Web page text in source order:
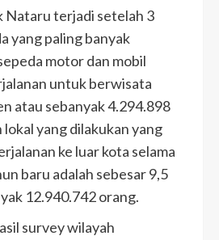
Nataru terjadi setelah 3
yang paling banyak
motor dan mobil
untuk berwisata
atau sebanyak 4.294.898
yang dilakukan yang
ke luar kota selama
baru adalah sebesar 9,5
12.940.742 orang.
survey wilayah